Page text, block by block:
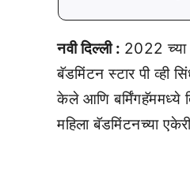
नवी दिल्ली : 2022 च्या
बॅडमिंटन स्टार पी व्ही
केले आणि बर्मिंगहॅममध्ये
महिला बॅडमिंटनच्या